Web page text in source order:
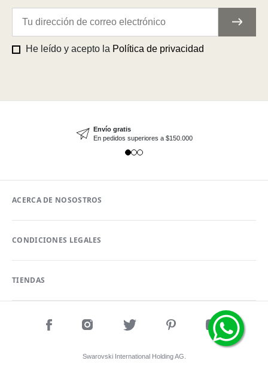
He leído y acepto la Política de privacidad
Envío gratis
En pedidos superiores a $150.000
ACERCA DE NOSOSTROS
CONDICIONES LEGALES
TIENDAS
Swarovski International Holding AG.